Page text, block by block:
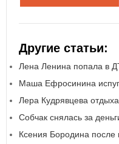
Другие статьи:
Лена Ленина попала в
Маша Ефросинина
Лера Кудрявцева
Собчак снялась за
Ксения Бородина после